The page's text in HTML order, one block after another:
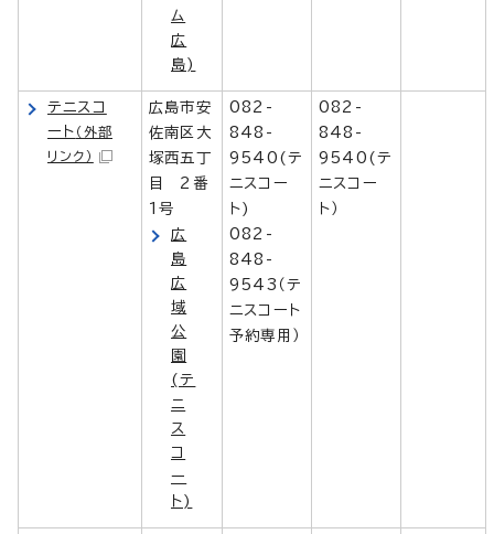
ム
広
島)
テニスコ
ート （外部
リンク）
広島市安
佐南区大
塚西五丁
目 2番
1号
広
島
広
域
公
園
(テ
ニ
ス
コ
ー
ト)
082-
848-
9540(テ
ニスコー
ト)
082-
848-
9543（テ
ニスコート
予約専用）
082-
848-
9540(テ
ニスコー
ト）